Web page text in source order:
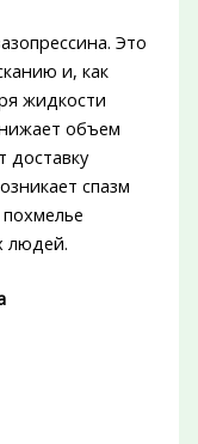
Это
и, как
жидкости
объем
доставку
спазм
людей.